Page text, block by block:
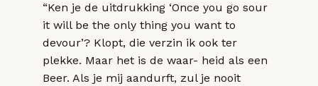
“Ken je de uitdrukking ‘Once you go sour
it will be the only thing you want to
devour’? Klopt, die verzin ik ook ter
plekke. Maar het is de waar- heid als een
Beer. Als je mij aandurft, zul je nooit